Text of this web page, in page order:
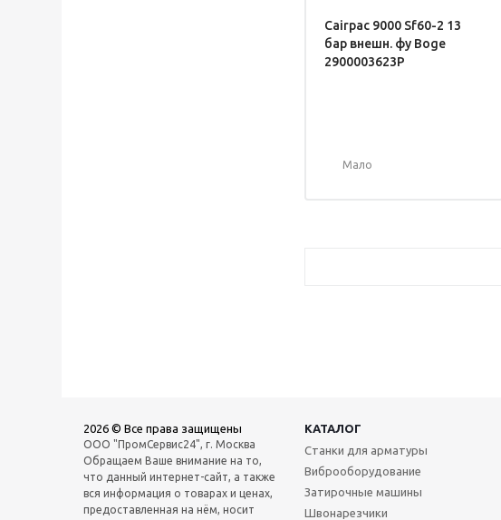
Cairpac 9000 Sf60-2 13
бар внешн. фу Boge
2900003623P
Мало
2026 © Все права защищены
ООО "ПромСервис24", г. Москва
Обращаем Ваше внимание на то,
что данный интернет-сайт, а также
вся информация о товарах и ценах,
предоставленная на нём, носит
КАТАЛОГ
Станки для арматуры
Виброоборудование
Затирочные машины
Швонарезчики